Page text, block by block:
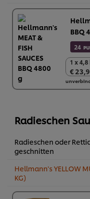
BBQ
24
1 x 4,8
€
1 x 4,8
€
Radieschen
Radieschen oder
geschnitten
Hellmann's YELLOW
KG)